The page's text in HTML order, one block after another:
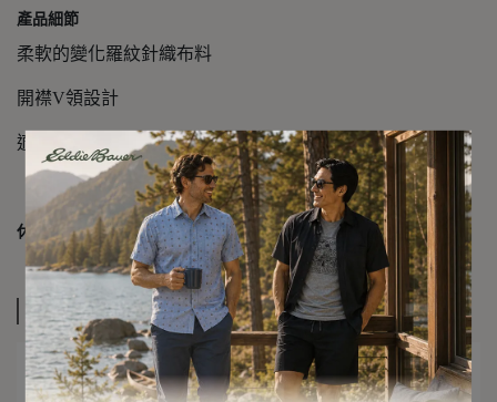
產品細節
柔軟的變化羅紋針織布料
開襟V領設計
適合單穿或作為內搭
休閒版型：休閒舒適，穿著自在
規格說明